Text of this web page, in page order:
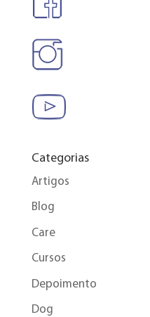
Categorias
Artigos
Blog
Care
Cursos
Depoimento
Dog